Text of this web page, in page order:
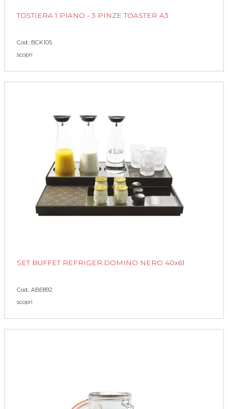
TOSTIERA 1 PIANO - 3 PINZE TOASTER A3
Cod.: BCK105
scopri
SET BUFFET REFRIGER.DOMINO NERO 40x61
Cod.: ABE892
scopri